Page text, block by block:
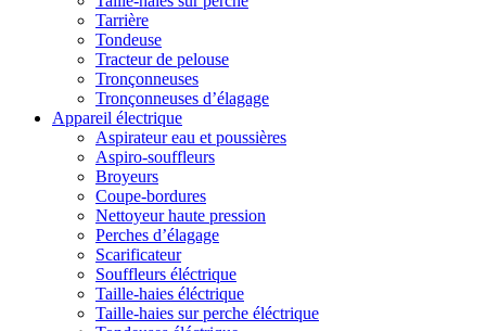
Tarrière
Tondeuse
Tracteur de pelouse
Tronçonneuses
Tronçonneuses d’élagage
Appareil électrique
Aspirateur eau et poussières
Aspiro-souffleurs
Broyeurs
Coupe-bordures
Nettoyeur haute pression
Perches d’élagage
Scarificateur
Souffleurs éléctrique
Taille-haies éléctrique
Taille-haies sur perche éléctrique